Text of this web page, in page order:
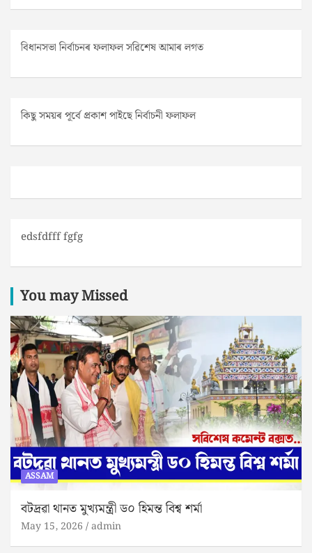
বিধানসভা নিৰ্বাচনৰ ফলাফল সৱিশেষ আমাৰ লগত
কিছু সময়ৰ পূৰ্বে প্ৰকাশ পাইছে নিৰ্বাচনী ফলাফল
edsfdfff fgfg
You may Missed
ASSAM
বটদ্ৰৱা থানত মুখ্যমন্ত্ৰী ড০ হিমন্ত বিশ্ব শৰ্মা
May 15, 2026 admin